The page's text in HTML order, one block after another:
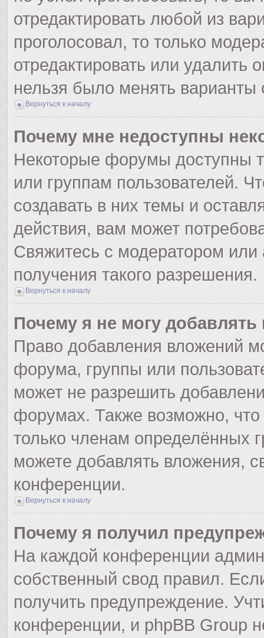
отредактировать любой из
проголосовал, то только
отредактировать или удалить
нельзя было менять варианты
Вернуться к началу
Почему мне недоступны
Некоторые форумы доступны
или группам пользователей.
создавать в них темы и
действия, вам может
Свяжитесь с модератором
получения такого разрешения.
Вернуться к началу
Почему я не могу
Право добавления вложений
форума, группы или
может не разрешить
форумах. Также возможно,
только членам определённых
можете добавлять вложения,
конференции.
Вернуться к началу
Почему я получил
На каждой конференции
собственный свод правил.
получить предупреждение.
конференции, и phpBB Group